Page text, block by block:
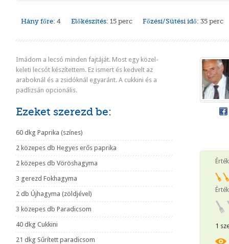
Hány főre: 4 Előkészítés: 15 perc Főzési/Sütési idő: 35 perc
Imádom a lecsó minden fajtáját. Most egy közel-
keleti lecsót készítettem. Ez ismert és kedvelt az
araboknál és a zsidóknál egyaránt. A cukkini és a
padlizsán opcionális.
Ezeket szerezd be:
60 dkg Paprika (színes)
2 közepes db Hegyes erős paprika
2 közepes db Vöröshagyma
3 gerezd Fokhagyma
2 db Újhagyma (zöldjével)
3 közepes db Paradicsom
40 dkg Cukkini
21 dkg Sűrített paradicsom
1